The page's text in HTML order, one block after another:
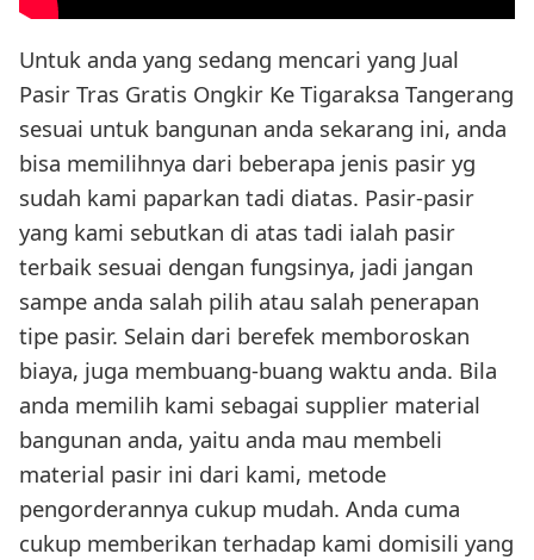
Untuk anda yang sedang mencari yang Jual
Pasir Tras Gratis Ongkir Ke Tigaraksa Tangerang
sesuai untuk bangunan anda sekarang ini, anda
bisa memilihnya dari beberapa jenis pasir yg
sudah kami paparkan tadi diatas. Pasir-pasir
yang kami sebutkan di atas tadi ialah pasir
terbaik sesuai dengan fungsinya, jadi jangan
sampe anda salah pilih atau salah penerapan
tipe pasir. Selain dari berefek memboroskan
biaya, juga membuang-buang waktu anda. Bila
anda memilih kami sebagai supplier material
bangunan anda, yaitu anda mau membeli
material pasir ini dari kami, metode
pengorderannya cukup mudah. Anda cuma
cukup memberikan terhadap kami domisili yang